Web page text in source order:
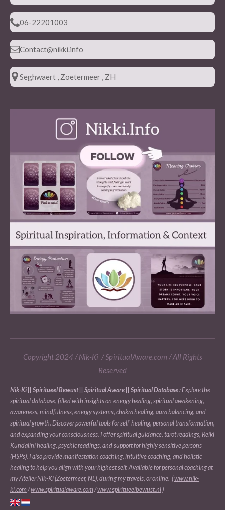
06-22201003
Contact@nikki.info
Seghwaert , Zoetermeer , ZH
Copyright 2024 / Nik-Ki / SpiritualAware.com / All Rights
Reserved
Nik-Ki || Spiritueel Bewust || Spiritual Aware || Spiritual Database :Explore the
spiritual database, filled with insights on energy healing, spiritual awakening,
awareness, mindfulness, energy systems, chakra healing, aura balancing, and
spiritual growth. Discover powerful tools for self-healing, personal transformation,
and expanding your consciousness. I offer spiritual guidance, tarot readings, Reiki
Kundalini healing, psychic readings, and support for highly sensitive persons
(HSPs). I also provide manifestation coaching, intuitive coaching, and holistic
healing to help you align with your highest self. Available for personal coaching at
my Atelier Nik-Ki (Zoetermeer, NL), during my travels, or online. (www.nik-
ki.com /www.spiritualaware.com /www.spiritueelbewust.nl )